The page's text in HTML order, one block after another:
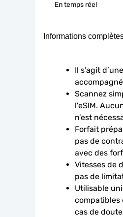
En temps réel
Informations
Il s’agit
Scannez
l'eSIM.
n’est
Forfait
pas de
avec des
Vitesses de
pas de
Utilisable
compatibles
cas de